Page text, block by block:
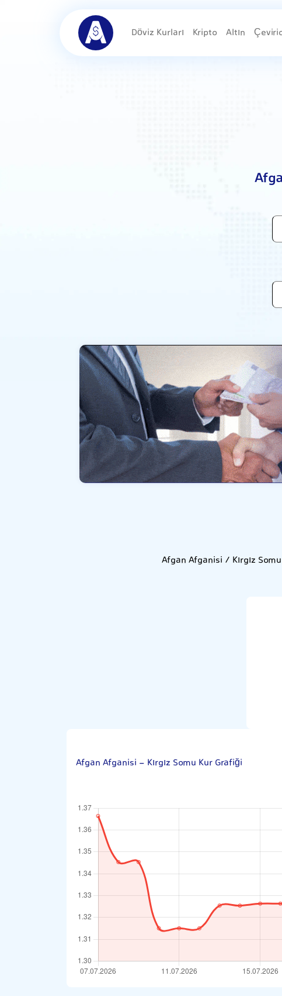
Döviz Kurları Kripto Altın
Afgan Afganisi / Kırgız
Afgan Afganisi - Kırgız Somu Kur Grafiği